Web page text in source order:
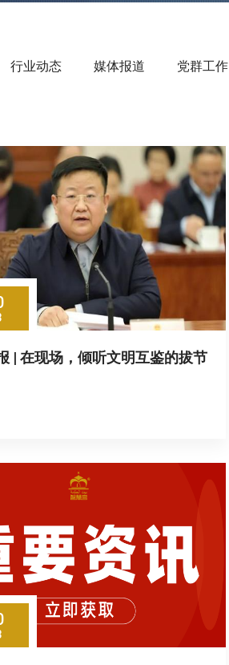
行业动态 媒体报道 党群工作
| 在现场，倾听文明互鉴的拔节